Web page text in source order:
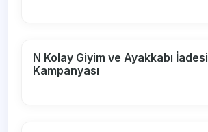
N Kolay Giyim ve Ayakkabı İadesi
Kampanyası